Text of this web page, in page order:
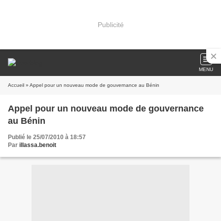
Publicité
MENU
Accueil » Appel pour un nouveau mode de gouvernance au Bénin
Appel pour un nouveau mode de gouvernance
au Bénin
Publié le 25/07/2010 à 18:57
Par illassa.benoit